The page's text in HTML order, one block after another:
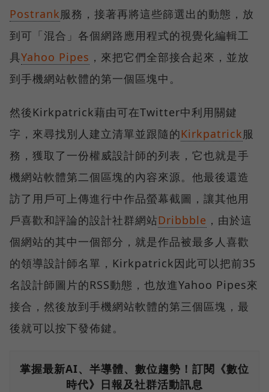
Postrank服務，接著再將這些篩選出的動態，放
到可「混合」各個網路應用程式的視覺化編輯工
具Yahoo Pipes ，來把它們全部接合起來，並放
到手機網站軟體的第一個區塊中。
然後Kirkpatrick藉由可在Twitter中利用關鍵
字，來尋找別人建立清單並跟隨的Kirkpatrick服
務，獲取了一份權威設計師的列表，它也就是手
機網站軟體第二個區塊的內容來源。他最後還造
訪了用戶可上傳進行中作品螢幕截圖，讓其他用
戶喜歡和評論的設計社群網站Dribbble ，由於這
個網站的其中一個部分，就是作品被最多人喜歡
的領導設計師名單，Kirkpatrick因此可以把前35
名設計師圖片的RSS動態，也放進Yahoo Pipes來
接合，然後放到手機網站軟體的第三個區塊，最
後就可以按下發佈鍵。
掌握最新AI、半導體、數位趨勢！訂閱《數位
時代》日報及社群活動訊息